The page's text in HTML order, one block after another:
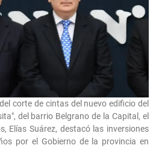
corte de cintas del nuevo edificio del
del barrio Belgrano de la Capital, el
Elías Suárez, destacó las inversiones
por el Gobierno de la provincia en